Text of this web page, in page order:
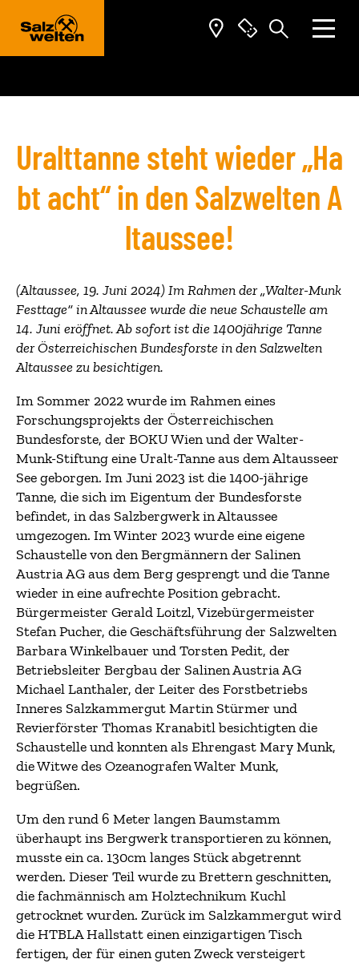
Uralttanne steht wieder „Ha
bt acht“ in den Salzwelten A
ltaussee!
(Altaussee, 19. Juni 2024) Im Rahmen der „Walter-Munk
Festtage“ in Altaussee wurde die neue Schaustelle am
14. Juni eröffnet. Ab sofort ist die 1400jährige Tanne
der Österreichischen Bundesforste in den Salzwelten
Altaussee zu besichtigen.
Im Sommer 2022 wurde im Rahmen eines
Forschungsprojekts der Österreichischen
Bundesforste, der BOKU Wien und der Walter-
Munk-Stiftung eine Uralt-Tanne aus dem Altausseer
See geborgen. Im Juni 2023 ist die 1400-jährige
Tanne, die sich im Eigentum der Bundesforste
befindet, in das Salzbergwerk in Altaussee
umgezogen. Im Winter 2023 wurde eine eigene
Schaustelle von den Bergmännern der Salinen
Austria AG aus dem Berg gesprengt und die Tanne
wieder in eine aufrechte Position gebracht.
Bürgermeister Gerald Loitzl, Vizebürgermeister
Stefan Pucher, die Geschäftsführung der Salzwelten
Barbara Winkelbauer und Torsten Pedit, der
Betriebsleiter Bergbau der Salinen Austria AG
Michael Lanthaler, der Leiter des Forstbetriebs
Inneres Salzkammergut Martin Stürmer und
Revierförster Thomas Kranabitl besichtigten die
Schaustelle und konnten als Ehrengast Mary Munk,
die Witwe des Ozeanografen Walter Munk,
begrüßen.
Um den rund 6 Meter langen Baumstamm
überhaupt ins Bergwerk transportieren zu können,
musste ein ca. 130cm langes Stück abgetrennt
werden. Dieser Teil wurde zu Brettern geschnitten,
die fachmännisch am Holztechnikum Kuchl
getrocknet wurden. Zurück im Salzkammergut wird
die HTBLA Hallstatt einen einzigartigen Tisch
fertigen, der für einen guten Zweck versteigert